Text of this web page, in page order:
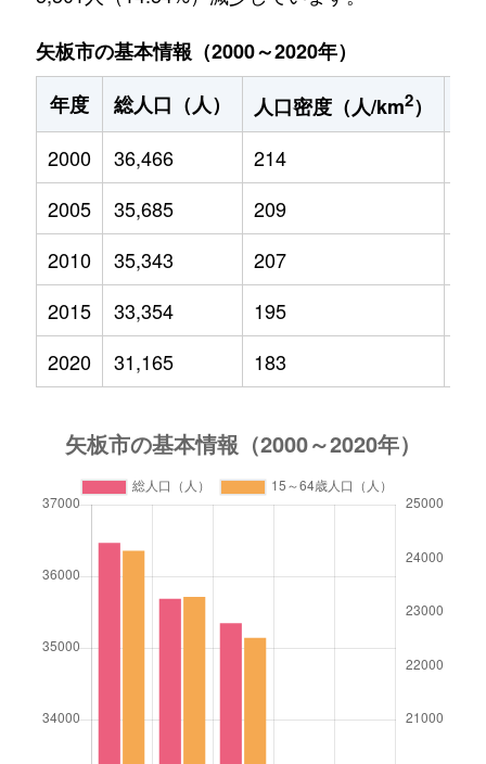
矢板市の基本情報（2000～2020年）
年度
総人口（人） 人口密度（人/km2）
2000
36,466 214
2005
35,685 209
2010
35,343 207
2015
33,354 195
2020
31,165 183